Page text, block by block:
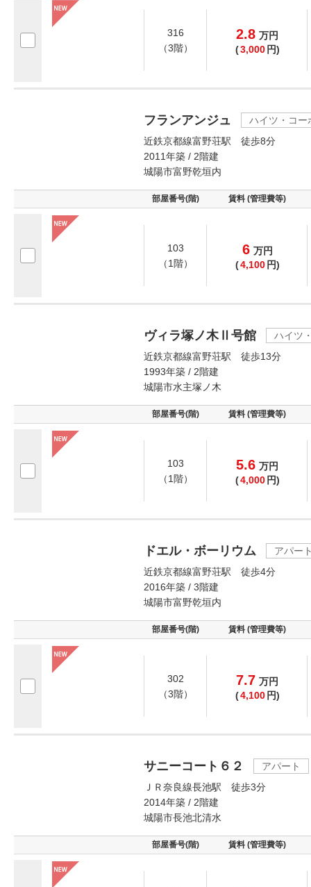
316
（3階）
2.8 万円
(3,000 円)
フランアンジュ
ハイツ・コー
近鉄京都線富野荘駅 徒歩8分
2011年築 / 2階建
城陽市富野乾垣内
部屋番号(階) 賃料 (管理費等)
103
（1階）
6 万円
(4,100 円)
ヴィラ塚ノ木Ⅱ号館
ハイツ
近鉄京都線富野荘駅 徒歩13分
1993年築 / 2階建
城陽市水主塚ノ木
部屋番号(階) 賃料 (管理費等)
103
（1階）
5.6 万円
(4,000 円)
ドエル・ボーリウム
アパー
近鉄京都線富野荘駅 徒歩4分
2016年築 / 3階建
城陽市富野乾垣内
部屋番号(階) 賃料 (管理費等)
302
（3階）
7.7 万円
(4,100 円)
サニーコート６２
アパート
ＪＲ奈良線長池駅 徒歩3分
2014年築 / 2階建
城陽市長池北清水
部屋番号(階) 賃料 (管理費等)